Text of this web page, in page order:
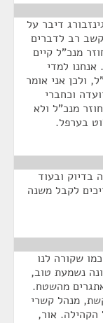
דיבר על
רב לדברים
מנכ"ל קיים
למדי
ולכן אני אומר
וכחברי
מנכ"ל ולא
בערפל.
בדיוק ובעוד
לקבל משנה
שקורה לנו
נשמעת טוב,
מהשטח.
מנהל קשרי
אור,